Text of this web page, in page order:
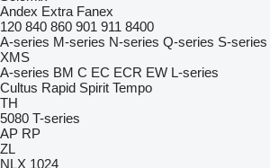
Andex Extra Fanex
120 840 860 901 911 8400
A-series M-series N-series Q-series S-series
XMS
A-series BM C EC ECR EW L-series
Cultus Rapid Spirit Tempo
TH
5080 T-series
AP RP
ZL
NLX 1024